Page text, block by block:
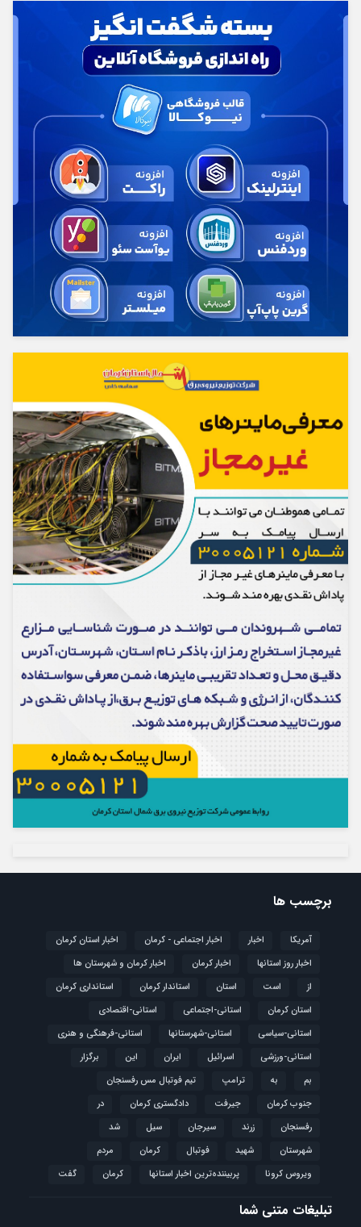
برچسب ها
آمریکا اخبار اخبار اجتماعی - کرمان
اخبار استان کرمان
اخبار روز استانها
اخبار کرمان
اخبار کرمان و شهرستان ها
از
است استان استاندار کرمان
استانداری کرمان
استان کرمان
استانی-اجتماعی
استانی-اقتصادی
استانی-سیاسی
استانی-شهرستانها
استانی-فرهنگی و هنری
استانی-ورزشی
اسرائیل ایران این
برگزار
بم
به ترامپ
تیم فوتبال مس رفسنجان
جنوب کرمان
جیرفت دادگستری کرمان
در
رفسنجان
زرند سیرجان سیل
شد
شهرستان
شهید فوتبال كرمان
مردم
ویروس کرونا
پربیننده‌ترین اخبار استانها کرمان گفت
تبلیغات متنی شما